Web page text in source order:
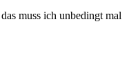
muss ich unbedingt mal